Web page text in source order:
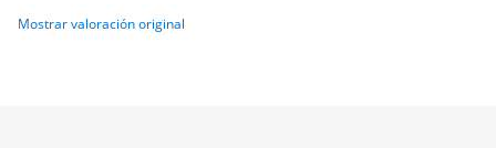
Mostrar valoración original